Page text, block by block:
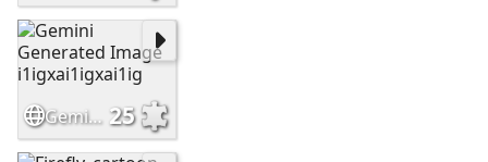
Gemini Generated Image i1igxai1igxai1ig 25